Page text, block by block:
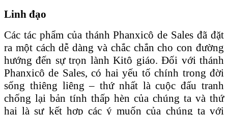
Linh đạo
Các tác phẩm của thánh Phanxicô de Sales đã đặt
ra một cách dễ dàng và chắc chắn cho con đường
hướng đến sự trọn lành Kitô giáo. Đối với thánh
Phanxicô de Sales, có hai yếu tố chính trong đời
sống thiêng liêng – thứ nhất là cuộc đấu tranh
chống lại bản tính thấp hèn của chúng ta và thứ
hai là sự kết hợp các ý muốn của chúng ta với